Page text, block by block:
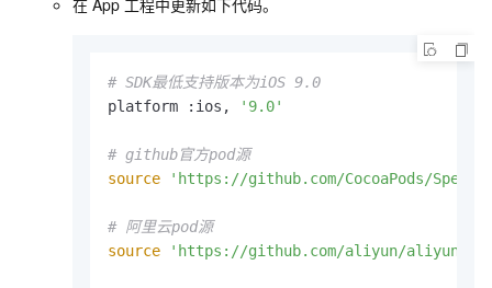
在 App 工程中更新如下代码。
# SDK最低支持版本为iOS 9.0
platform :ios,
'9.0'
# github官方pod源
source
'https://github.com/CocoaPods/
# 阿里云pod源
source
'https://github.com/aliyun/aliyun-